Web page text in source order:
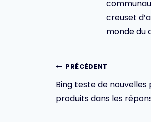
creuset
monde du
Navigation
de
PRÉCÉDENT
Bing teste de nouvelles
produits dans les